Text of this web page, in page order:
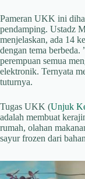
Pameran UKK ini
pendamping. Ustadz
menjelaskan, ada 14
dengan tema berbeda.
perempuan semua
elektronik. Ternyata
tuturnya.
Tugas UKK (Unjuk
adalah membuat
rumah, olahan
sayur frozen dari